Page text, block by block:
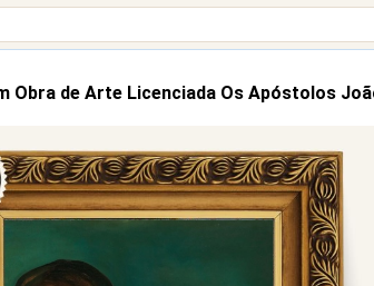
Obra de Arte Licenciada Os Apóstolos